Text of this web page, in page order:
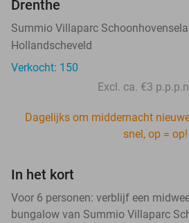
Drenthe
Summio Villaparc
Hollandscheveld
Verkocht: 150
Excl. ca. €3
Dagelijks om middernacht
snel, op = op!
In het kort
Voor 6 personen: verblijf een
bungalow van Summio Villaparc